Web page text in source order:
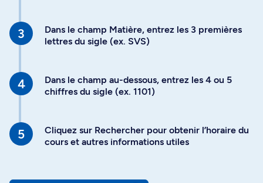
Dans le champ Matière, entrez les 3 premières
lettres du sigle (ex. SVS)
Dans le champ au-dessous, entrez les 4 ou 5
chiffres du sigle (ex. 1101)
Cliquez sur Rechercher pour obtenir l’horaire du
cours et autres informations utiles